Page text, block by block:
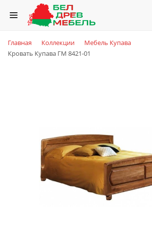
Главная Коллекции
Мебель Купава
Кровать Купава ГМ 8421-01